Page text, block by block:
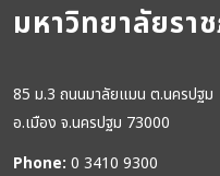
มหาวิทยาลัยรา
85 ม.3 ถนนมาลัยแมน ต.นครปฐม
อ.เมือง จ.นครปฐม 73000
Phone: 0 3410 9300